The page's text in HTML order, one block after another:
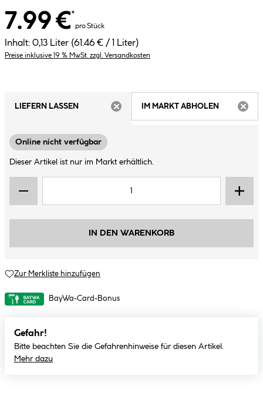
7.99 €*
pro Stück
Inhalt: 0,13 Liter (61.46 € / 1 Liter)
Preise inklusive 19 % MwSt. zzgl. Versandkosten
LIEFERN LASSEN
IM MARKT ABHOLEN
Online nicht verfügbar
Dieser Artikel ist nur im Markt erhältlich.
IN DEN WARENKORB
Zur Merkliste hinzufügen
BayWa-Card-Bonus
Gefahr!
Bitte beachten Sie die Gefahrenhinweise für diesen Artikel.
Mehr dazu